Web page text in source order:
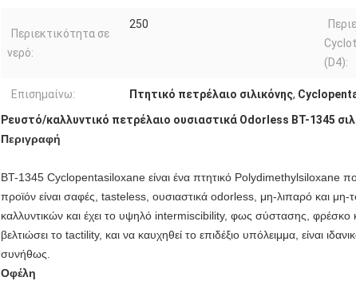
Περιεκτικότητα σε
νερό:
250
(D4):
Επισημαίνω: Πτητικό πετρέλαιο σιλικόνης,
Ρευστό/καλλυντικό πετρέλαιο ουσιαστικά Odorless BT-1345
Περιγραφή
BT-1345 Cyclopentasiloxane είναι ένα πτητικό Polydimethylsiloxane
προϊόν είναι σαφές, tasteless, ουσιαστικά odorless, μη-λιπαρό και
καλλυντικών και έχει το υψηλό intermiscibility, φως σύστασης, φρέσκο
βελτιώσει το tactility, και να καυχηθεί το επιδέξιο υπόλειμμα, είναι
συνήθως.
Οφέλη